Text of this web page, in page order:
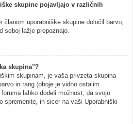
skupine pojavljajo v različnih
članom uporabniške skupine določil barvo,
seboj lažje prepoznajo.
skupina"?
skupinam, je vaša privzeta skupina
in rang (oboje je vidno ostalim
lahko dodeli možnost, da svojo
spremenite, in sicer na vaši Uporabniški